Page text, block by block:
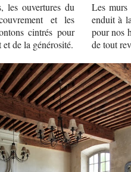
les ouvertures du
et les
cintrés pour
de la générosité.
Les
enduit à
pour nos
de tout